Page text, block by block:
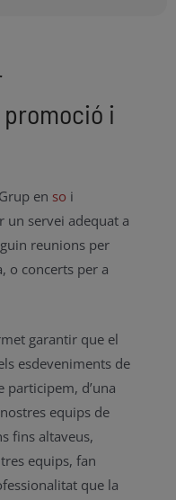
i
en so i
un servei adequat a
reunions per
o concerts per a
garantir que el
esdeveniments de
d’una
equips de
fins altaveus,
equips, fan
que la